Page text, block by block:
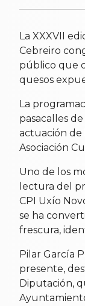
La XXXVII
Cebreiro
público que
quesos
La
pasacalles
actuación de
Asociación
Uno de los
lectura del
CPI Uxío
se ha
frescura,
Pilar García
presente,
Diputación,